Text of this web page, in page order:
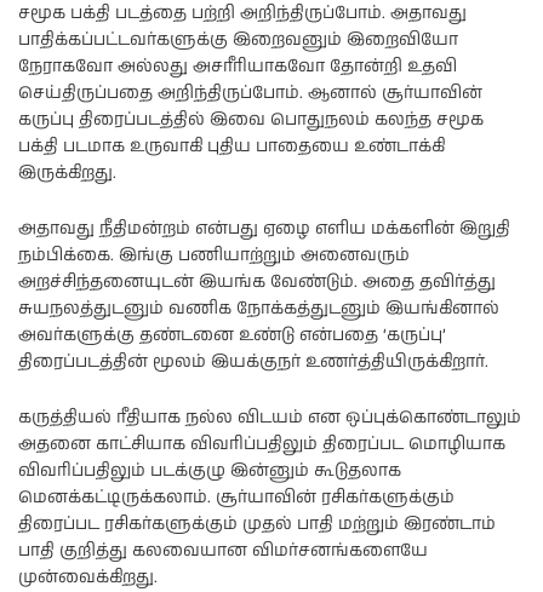
சமூக பக்தி படத்தை பற்றி அறிந்திருப்போம். அதாவது
பாதிக்கப்பட்டவர்களுக்கு இறைவனும் இறைவியோ
நேராகவோ அல்லது அசரீரியாகவோ தோன்றி உதவி
செய்திருப்பதை அறிந்திருப்போம். ஆனால் சூர்யாவின்
கருப்பு திரைப்படத்தில் இவை பொதுநலம் கலந்த சமூக
பக்தி படமாக உருவாகி புதிய பாதையை உண்டாக்கி
இருக்கிறது.
அதாவது நீதிமன்றம் என்பது ஏழை எளிய மக்களின் இறுதி
நம்பிக்கை. இங்கு பணியாற்றும் அனைவரும்
அறச்சிந்தனையுடன் இயங்க வேண்டும். அதை தவிர்த்து
சுயநலத்துடனும் வணிக நோக்கத்துடனும் இயங்கினால்
அவர்களுக்கு தண்டனை உண்டு என்பதை ‘கருப்பு’
திரைப்படத்தின் மூலம் இயக்குநர் உணர்த்தியிருக்கிறார்.
கருத்தியல் ரீதியாக நல்ல விடயம் என ஒப்புக்கொண்டாலும்
அதனை காட்சியாக விவரிப்பதிலும் திரைப்பட மொழியாக
விவரிப்பதிலும் படக்குழு இன்னும் கூடுதலாக
மெனக்கட்டிருக்கலாம். சூர்யாவின் ரசிகர்களுக்கும்
திரைப்பட ரசிகர்களுக்கும் முதல் பாதி மற்றும் இரண்டாம்
பாதி குறித்து கலவையான விமர்சனங்களையே
முன்வைக்கிறது.